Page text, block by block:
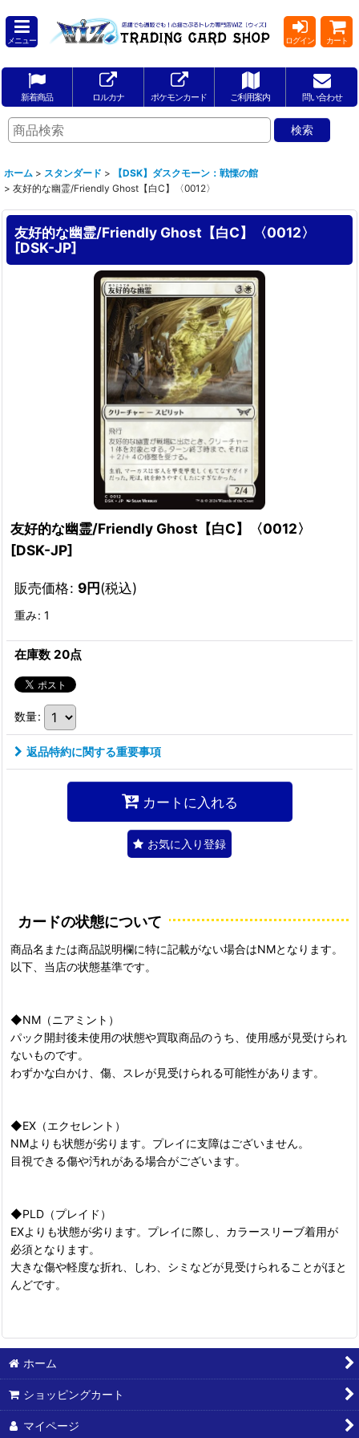
メニュー ログイン カート
新着商品 ロルカナ ポケモンカード ご利用案内 問い合わせ
ホーム > スタンダード >
【DSK】ダスクモーン：戦慄の館
> 友好的な幽霊/Friendly Ghost【白C】〈0012〉
友好的な幽霊/Friendly Ghost【白C】〈0012〉
[DSK-JP]
友好的な幽霊/Friendly Ghost【白C】〈0012〉
[DSK-JP]
販売価格: 9円(税込)
重み: 1
在庫数 20点
数量:
返品特約に関する重要事項
カートに入れる
お気に入り登録
カードの状態について
商品名または商品説明欄に特に記載がない場合はNMとなります。
以下、当店の状態基準です。
◆NM（ニアミント）
パック開封後未使用の状態や買取商品のうち、使用感が見受けられ
ないものです。
わずかな白かけ、傷、スレが見受けられる可能性があります。
◆EX（エクセレント）
NMよりも状態が劣ります。プレイに支障はございません。
目視できる傷や汚れがある場合がございます。
◆PLD（プレイド）
EXよりも状態が劣ります。プレイに際し、カラースリーブ着用が
必須となります。
大きな傷や軽度な折れ、しわ、シミなどが見受けられることがほと
んどです。
ホーム
ショッピングカート
マイページ